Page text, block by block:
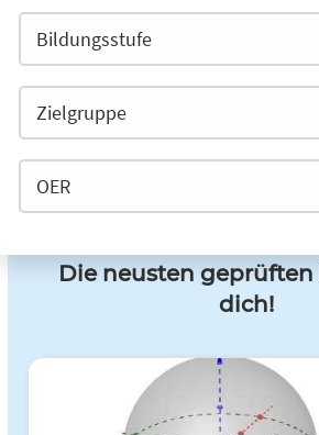
Die neusten
dich!